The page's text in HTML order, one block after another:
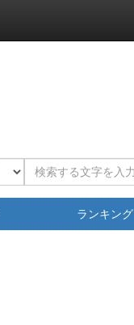
ランキング